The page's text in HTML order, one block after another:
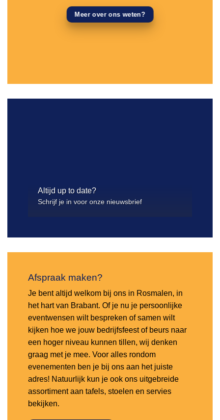
Meer over ons weten?
Altijd up to date?
Schrijf je in voor onze nieuwsbrief
Afspraak maken?
Je bent altijd welkom bij ons in Rosmalen, in
het hart van Brabant. Of je nu je persoonlijke
eventwensen wilt bespreken of samen wilt
kijken hoe we jouw bedrijfsfeest of beurs naar
een hoger niveau kunnen tillen, wij denken
graag met je mee. Voor alles rondom
evenementen ben je bij ons aan het juiste
adres! Natuurlijk kun je ook ons uitgebreide
assortiment aan tafels, stoelen en servies
bekijken.